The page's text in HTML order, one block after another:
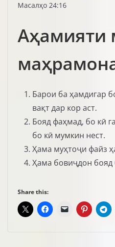
Масалҳо 24:16
Аҳамияти
Барои ба ҳамдигар
вақт дар кор аст.
Бояд фаҳмад, бо кӣ
бо кӣ мумкин нест.
Ҳама муҳтоҷи файз
Ҳама бовиҷдон
Share this: